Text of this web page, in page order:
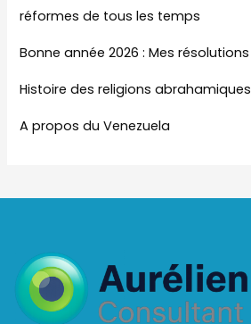
réformes de tous les temps
Bonne année 2026 : Mes résolutions
Histoire des religions abrahamiques
A propos du Venezuela